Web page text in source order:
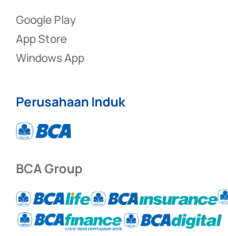
Google Play
App Store
Windows App
Perusahaan Induk
BCA Group